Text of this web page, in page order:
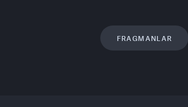
FRAGMANLAR